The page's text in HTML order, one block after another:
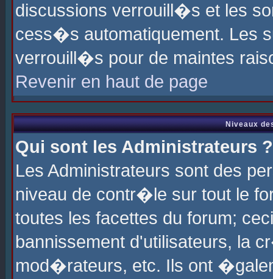
discussions verrouill�s et les
cess�s automatiquement. Les
verrouill�s pour de maintes
Revenir en haut de page
Niveaux
Qui sont les Administrateurs ?
Les Administrateurs sont des
niveau de contr�le sur tout le
toutes les facettes du forum;
bannissement d'utilisateurs, la
mod�rateurs, etc. Ils ont